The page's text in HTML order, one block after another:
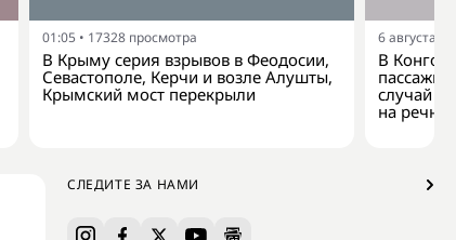
01:05 • 17328 просмотра
В Крыму серия взрывов в Феодосии,
Севастополе, Керчи и возле Алушты,
Крымский мост перекрыли
6 августа,
В Конго
случай
на
СЛЕДИТЕ ЗА НАМИ